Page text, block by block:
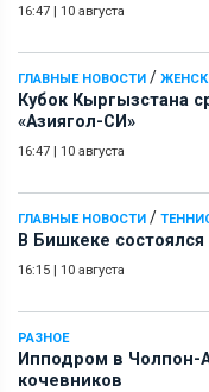
16:47 | 10 августа
ГЛАВНЫЕ НОВОСТИ /
Кубок Кыргызстана
«Азиягол-СИ»
16:47 | 10 августа
ГЛАВНЫЕ НОВОСТИ /
В Бишкеке
16:15 | 10 августа
РАЗНОЕ
Ипподром в Чолпон-
кочевников